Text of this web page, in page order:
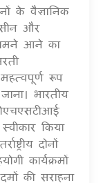
के वैज्ञानिक
और
आने का
रूप
भारतीय
किया
दोनों
कार्यक्रमों
की सराहना